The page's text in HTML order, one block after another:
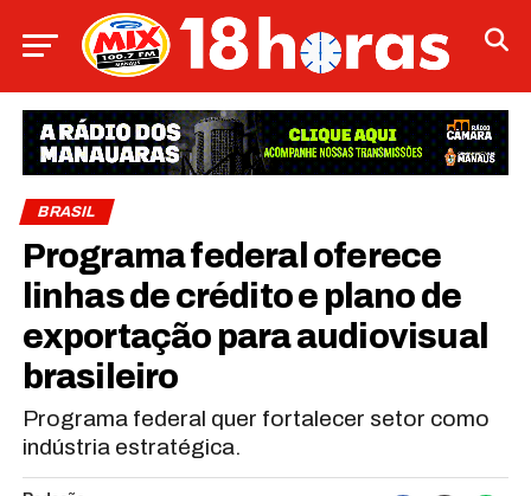
BRASIL
Programa federal oferece
linhas de crédito e plano de
exportação para audiovisual
brasileiro
Programa federal quer fortalecer setor como
indústria estratégica.